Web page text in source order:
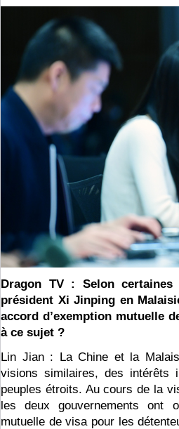
Dragon TV : Selon
président Xi Jinping en
accord d’exemption mutuelle
à ce sujet ?
Lin Jian : La Chine et la
visions similaires, des
peuples étroits. Au cours de la
les deux gouvernements ont
mutuelle de visa pour les